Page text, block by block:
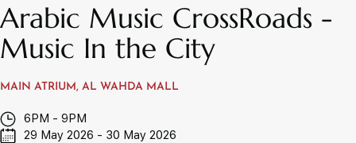
Arabic Music CrossRoads -
Music In the City
MAIN ATRIUM, AL WAHDA MALL
6PM - 9PM
29 May 2026 - 30 May 2026